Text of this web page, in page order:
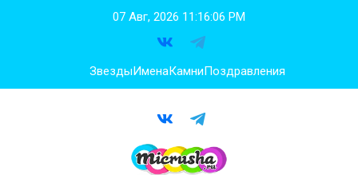
07 Авг, 2026 11:16:08 PM
ЗвездыИменаКамниПоздравления